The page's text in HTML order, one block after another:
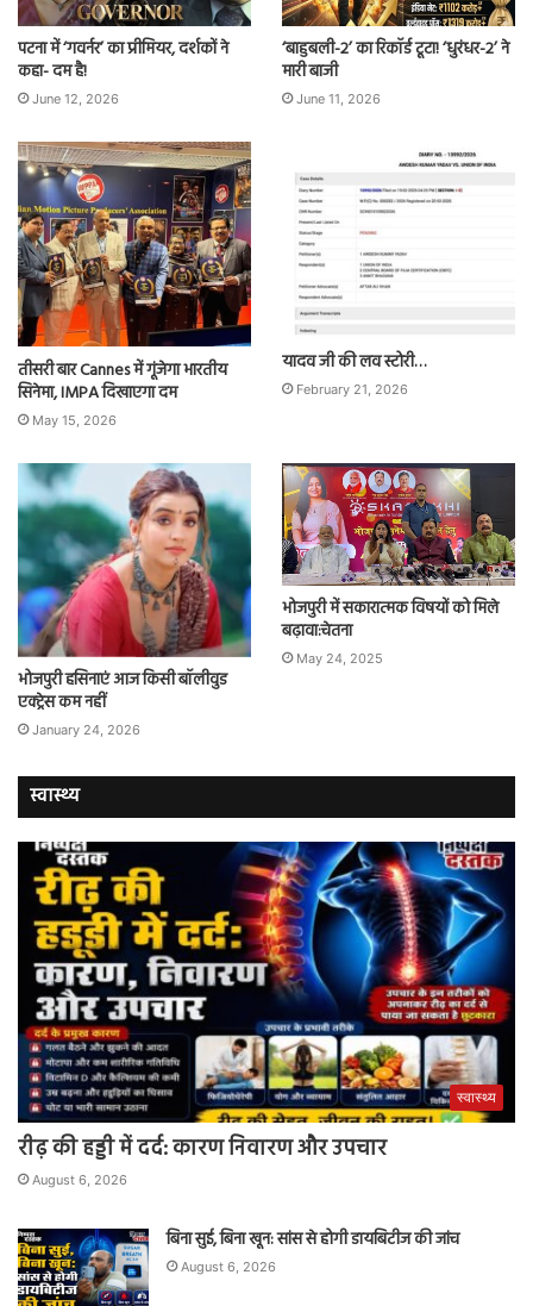
पटना में ‘गवर्नर’ का प्रीमियर, दर्शकों ने
कहा- दम है!
June 12, 2026
‘बाहुबली-2’ का रिकॉर्ड टूटा! ‘धुरंधर-2’ ने
मारी बाजी
June 11, 2026
तीसरी बार Cannes में गूंजेगा भारतीय
सिनेमा, IMPA दिखाएगा दम
May 15, 2026
यादव जी की लव स्टोरी…
February 21, 2026
भोजपुरी हसिनाएं आज किसी बॉलीवुड
एक्ट्रेस कम नहीं
January 24, 2026
भोजपुरी में सकारात्मक विषयों को मिले
बढ़ावा:चेतना
May 24, 2025
स्वास्थ्य
स्वास्थ्य
रीढ़ की हड्डी में दर्द: कारण निवारण और उपचार
August 6, 2026
बिना सुई, बिना खून: सांस से होगी डायबिटीज की जांच
August 6, 2026